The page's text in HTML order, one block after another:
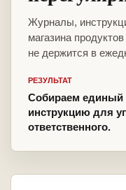
Журналы,
магазина
не держится в
РЕЗУЛЬТАТ
Собираем единый
инструкцию для
ответственного.